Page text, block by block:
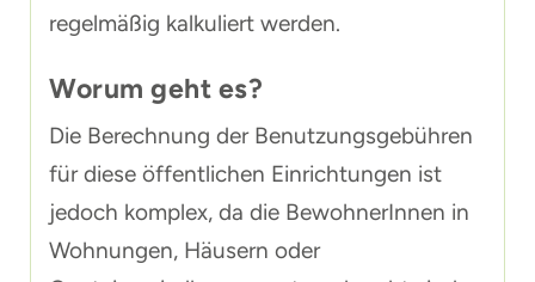
regelmäßig kalkuliert werden.
Worum geht es?
Die Berechnung der Benutzungsgebühren
für diese öffentlichen Einrichtungen ist
jedoch komplex, da die BewohnerInnen in
Wohnungen, Häusern oder